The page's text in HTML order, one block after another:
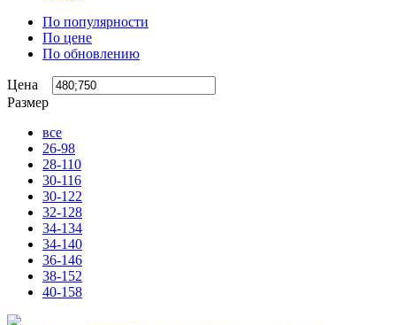
По популярности
По цене
По обновлению
Цена
Размер
все
26-98
28-110
30-116
30-122
32-128
34-134
34-140
36-146
38-152
40-158